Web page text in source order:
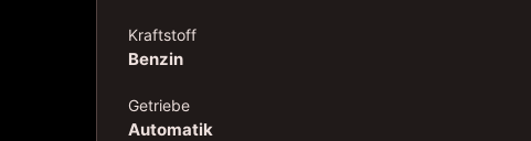
Kraftstoff
Benzin
Getriebe
Automatik